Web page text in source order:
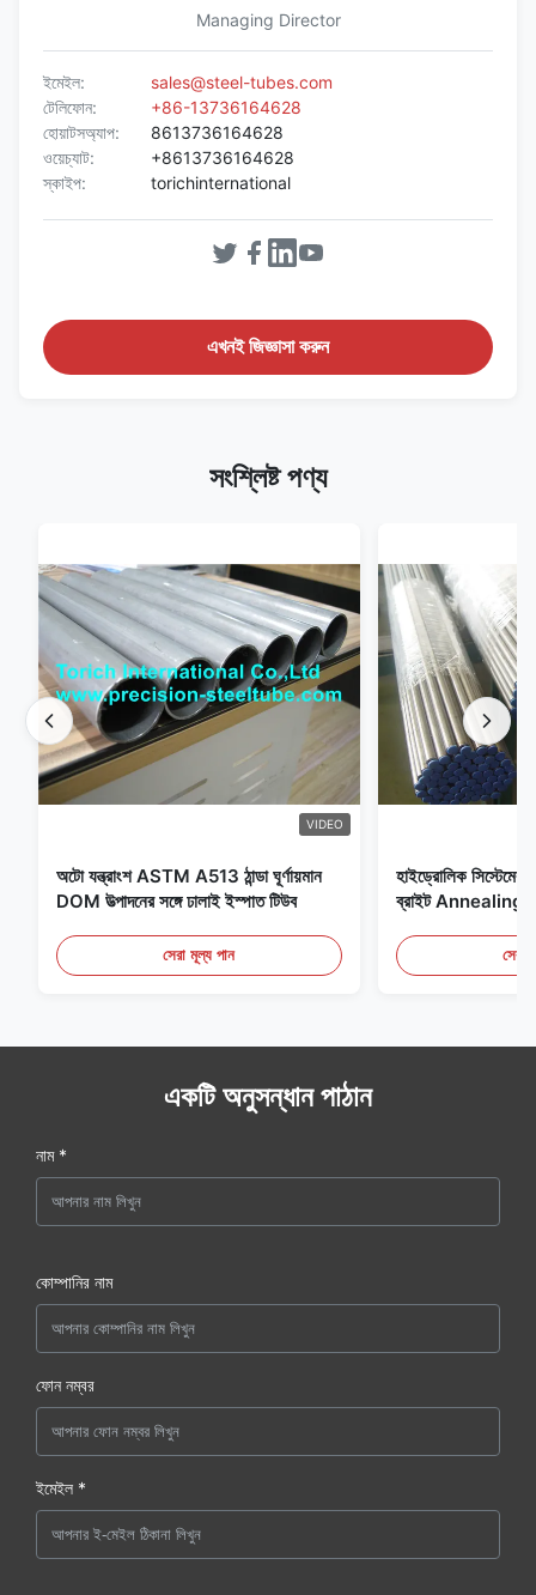
Managing Director
ইমেইল:
sales@steel-tubes.com
টেলিফোন:
+86-13736164628
হোয়াটসঅ্যাপ:
8613736164628
ওয়েচ্যাট:
+8613736164628
স্কাইপ:
torichinternational
এখনই জিজ্ঞাসা করুন
সংশ্লিষ্ট পণ্য
VIDEO
অটো যন্ত্রাংশ ASTM A513 ঠান্ডা ঘূর্ণায়মান
DOM উত্পাদনের সঙ্গে ঢালাই ইস্পাত টিউব
সেরা মূল্য পান
হাইড্রোলিক সিস্টেমের
ব্রাইট Annealing
সেরা
একটি অনুসন্ধান পাঠান
নাম *
কোম্পানির নাম
ফোন নম্বর
ইমেইল *